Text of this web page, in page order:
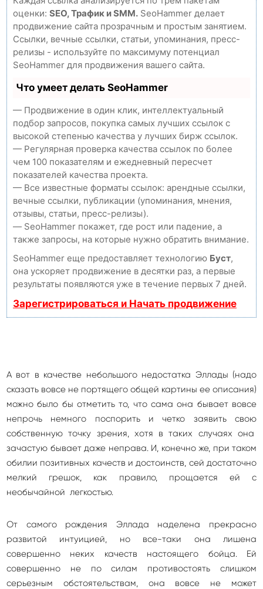
оценки: SEO, Трафик и SMM. SeoHammer делает
продвижение сайта прозрачным и простым занятием.
Ссылки, вечные ссылки, статьи, упоминания, пресс-
релизы - используйте по максимуму потенциал
SeoHammer для продвижения вашего сайта.
Что умеет делать SeoHammer
— Продвижение в один клик, интеллектуальный
подбор запросов, покупка самых лучших ссылок с
высокой степенью качества у лучших бирж ссылок.
— Регулярная проверка качества ссылок по более
чем 100 показателям и ежедневный пересчет
показателей качества проекта.
— Все известные форматы ссылок: арендные ссылки,
вечные ссылки, публикации (упоминания, мнения,
отзывы, статьи, пресс-релизы).
— SeoHammer покажет, где рост или падение, а
также запросы, на которые нужно обратить внимание.
SeoHammer еще предоставляет технологию Буст,
она ускоряет продвижение в десятки раз, а первые
результаты появляются уже в течение первых 7 дней.
Зарегистрироваться и Начать продвижение
А вот в качестве небольшого недостатка Эллады (надо
сказать вовсе не портящего общей картины ее описания)
можно было бы отметить то, что сама она бывает вовсе
непрочь немного поспорить и четко заявить свою
собственную точку зрения, хотя в таких случаях она
зачастую бывает даже неправа. И, конечно же, при таком
обилии позитивных качеств и достоинств, сей достаточно
мелкий грешок, как правило, прощается ей с
необычайной легкостью.
От самого рождения Эллада наделена прекрасно
развитой интуицией, но все-таки она лишена
совершенно неких качеств настоящего бойца. Ей
совершенно не по силам противостоять слишком
серьезным обстоятельствам, она вовсе не может